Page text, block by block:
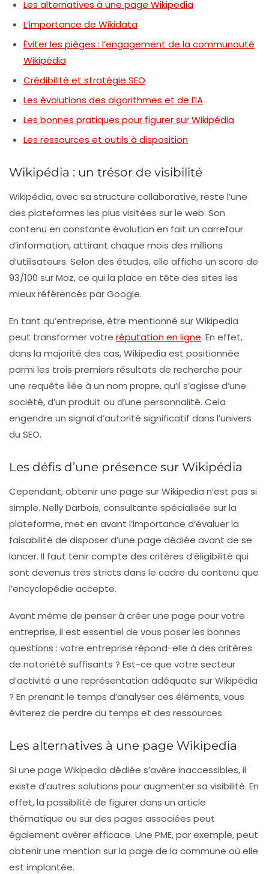
Les alternatives à une page Wikipedia
L’importance de Wikidata
Éviter les pièges : l’engagement de la communauté
Wikipédia
Crédibilité et stratégie SEO
Les évolutions des algorithmes et de l’IA
Les bonnes pratiques pour figurer sur Wikipédia
Les ressources et outils à disposition
Wikipédia : un trésor de visibilité
Wikipédia, avec sa structure collaborative, reste l’une
des plateformes les plus visitées sur le web. Son
contenu en constante évolution en fait un carrefour
d’information, attirant chaque mois des millions
d’utilisateurs. Selon des études, elle affiche un score de
93/100 sur Moz, ce qui la place en tête des sites les
mieux référencés par Google.
En tant qu’entreprise, être mentionné sur Wikipedia
peut transformer votre réputation en ligne. En effet,
dans la majorité des cas, Wikipedia est positionnée
parmi les trois premiers résultats de recherche pour
une requête liée à un nom propre, qu’il s’agisse d’une
société, d’un produit ou d’une personnalité. Cela
engendre un signal d’autorité significatif dans l’univers
du SEO.
Les défis d’une présence sur Wikipédia
Cependant, obtenir une page sur Wikipedia n’est pas si
simple. Nelly Darbois, consultante spécialisée sur la
plateforme, met en avant l’importance d’évaluer la
faisabilité de disposer d’une page dédiée avant de se
lancer. Il faut tenir compte des critères d’éligibilité qui
sont devenus très stricts dans le cadre du contenu que
l’encyclopédie accepte.
Avant même de penser à créer une page pour votre
entreprise, il est essentiel de vous poser les bonnes
questions : votre entreprise répond-elle à des critères
de notoriété suffisants ? Est-ce que votre secteur
d’activité a une représentation adéquate sur Wikipédia
? En prenant le temps d’analyser ces éléments, vous
éviterez de perdre du temps et des ressources.
Les alternatives à une page Wikipedia
Si une page Wikipedia dédiée s’avère inaccessibles, il
existe d’autres solutions pour augmenter sa visibilité. En
effet, la possibilité de figurer dans un article
thématique ou sur des pages associées peut
également avérer efficace. Une PME, par exemple, peut
obtenir une mention sur la page de la commune où elle
est implantée.